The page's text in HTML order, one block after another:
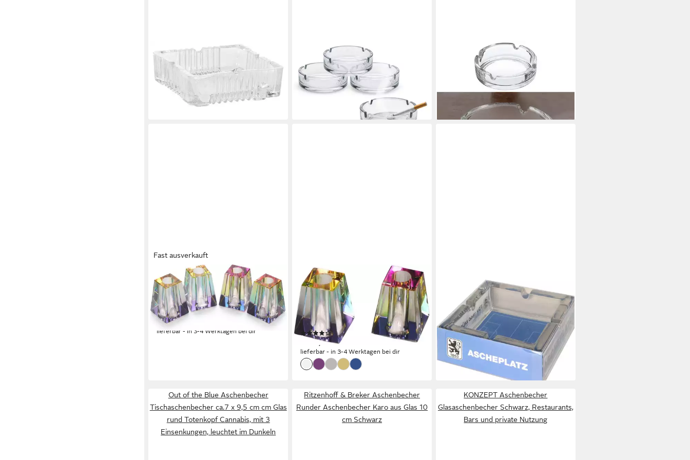
KOOPMAN
Aschenbecher SMOG, 10 x 10 cm,
Transparent, Glas
9,19 €
lieferbar - in 2-3 Werktagen bei dir
SPETEBO
Aschenbecher Glas Aschenbecher
rund ca. 10cm - 6 Stück, Klassischer
Tisch Ascher aus Klarglas
lieferbar - in 3-4 Werktagen bei dir
Aschenbecher Glasaschenbecher
transparent rund stapelbar, Glas
lieferbar - in 3-4 Werktagen bei dir
Fast ausverkauft
LK TREND & STYLE
Aschenbecher Glutkiller aus Glas
acryl irisierend, Glutlöscher eine
saubere Lösung
ab 29,50 €
lieferbar - in 3-4 Werktagen bei dir
LK TREND & STYLE
Aschenbecher In Sekunden löscht
ein Glutkiller Ihre Zigarette aus.,
Zigarette löscht sich von allein, ohne
schmutzige Finger
(3)
ab 15,00 €
lieferbar - in 3-4 Werktagen bei dir
Aschenbecher TSV 1860 München
Aschenbecher
ab 16,95 €
lieferbar - in 3-4 Werktagen bei dir
Out of the Blue Aschenbecher
Tischaschenbecher ca.7 x 9,5 cm cm Glas
rund Totenkopf Cannabis, mit 3
Einsenkungen, leuchtet im Dunkeln
Ritzenhoff & Breker Aschenbecher
Runder Aschenbecher Karo aus Glas 10
cm Schwarz
KONZEPT Aschenbecher
Glasaschenbecher Schwarz, Restaurants,
Bars und private Nutzung